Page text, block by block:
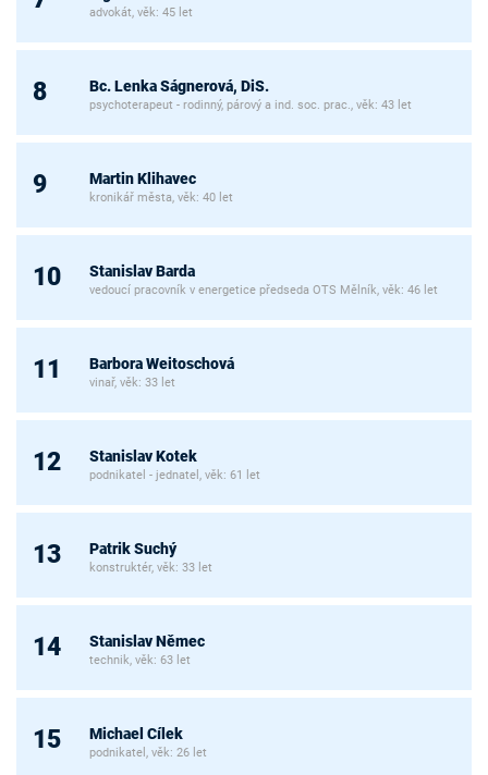
advokát, věk: 45 let
8 Bc. Lenka Ságnerová, DiS.
psychoterapeut - rodinný, párový a ind. soc. prac., věk: 43 let
9 Martin Klihavec
kronikář města, věk: 40 let
10 Stanislav Barda
vedoucí pracovník v energetice předseda OTS Mělník, věk: 46 let
11 Barbora Weitoschová
vinař, věk: 33 let
12 Stanislav Kotek
podnikatel - jednatel, věk: 61 let
13 Patrik Suchý
konstruktér, věk: 33 let
14 Stanislav Němec
technik, věk: 63 let
15 Michael Cílek
podnikatel, věk: 26 let